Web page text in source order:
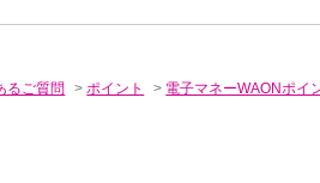
るご質問 >ポイント > 電子マネーWAONポイ